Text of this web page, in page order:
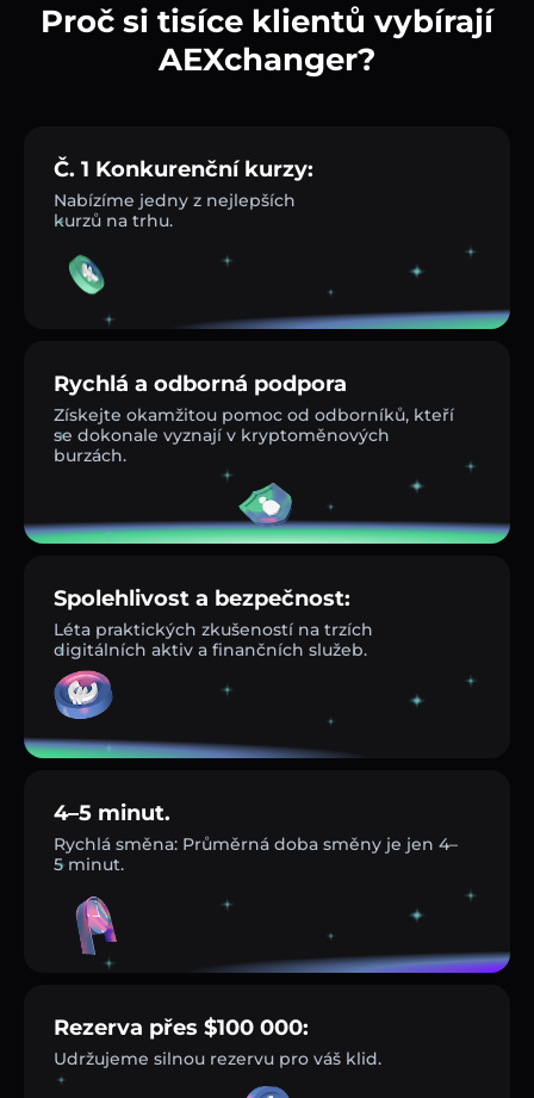
Proč si tisíce klientů vybírají
AEXchanger?
Č. 1 Konkurenční kurzy:
Nabízíme jedny z nejlepších
kurzů na trhu.
Rychlá a odborná podpora
Získejte okamžitou pomoc od odborníků, kteří
se dokonale vyznají v kryptoměnových
burzách.
Spolehlivost a bezpečnost:
Léta praktických zkušeností na trzích
digitálních aktiv a finančních služeb.
4–5 minut.
Rychlá směna: Průměrná doba směny je jen 4–
5 minut.
Rezerva přes $100 000:
Udržujeme silnou rezervu pro váš klid.